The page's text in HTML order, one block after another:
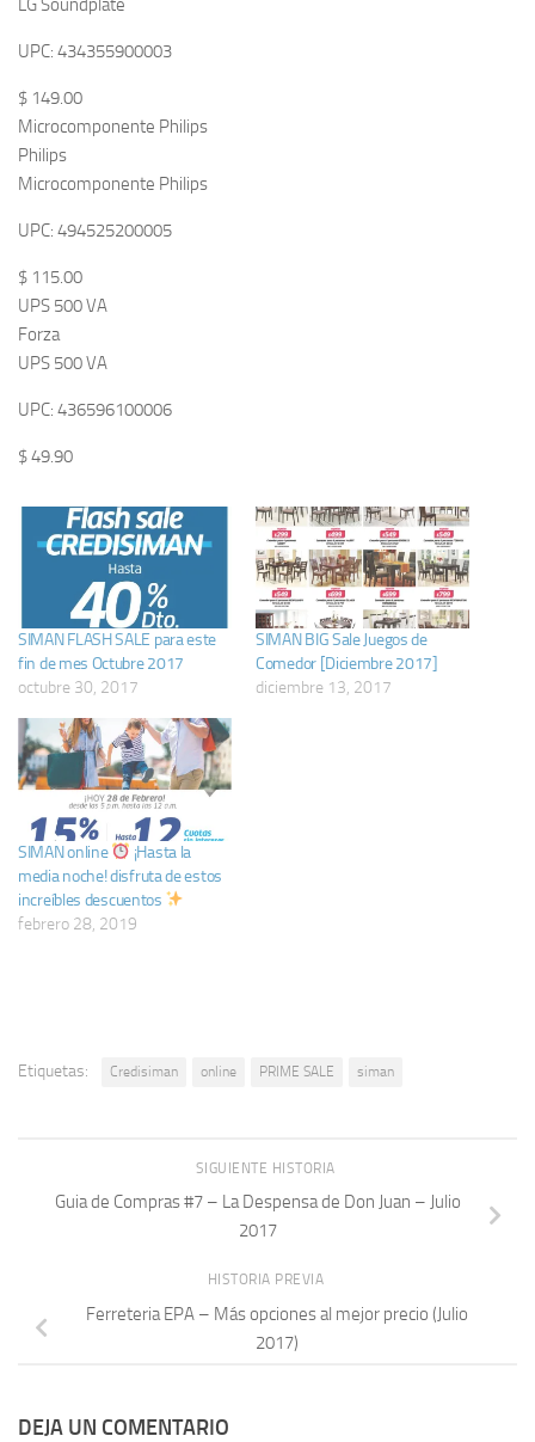
LG Soundplate
UPC: 434355900003
$ 149.00
Microcomponente Philips
Philips
Microcomponente Philips
UPC: 494525200005
$ 115.00
UPS 500 VA
Forza
UPS 500 VA
UPC: 436596100006
$ 49.90
SIMAN FLASH SALE para este
fin de mes Octubre 2017
octubre 30, 2017
SIMAN BIG Sale Juegos de
Comedor [Diciembre 2017]
diciembre 13, 2017
SIMAN online
¡Hasta la
media noche! disfruta de estos
increíbles descuentos
febrero 28, 2019
Etiquetas: Credisiman online PRIME SALE siman
SIGUIENTE HISTORIA
Guia de Compras #7 – La Despensa de Don Juan – Julio
2017
HISTORIA PREVIA
Ferreteria EPA – Más opciones al mejor precio (Julio
2017)
DEJA UN COMENTARIO